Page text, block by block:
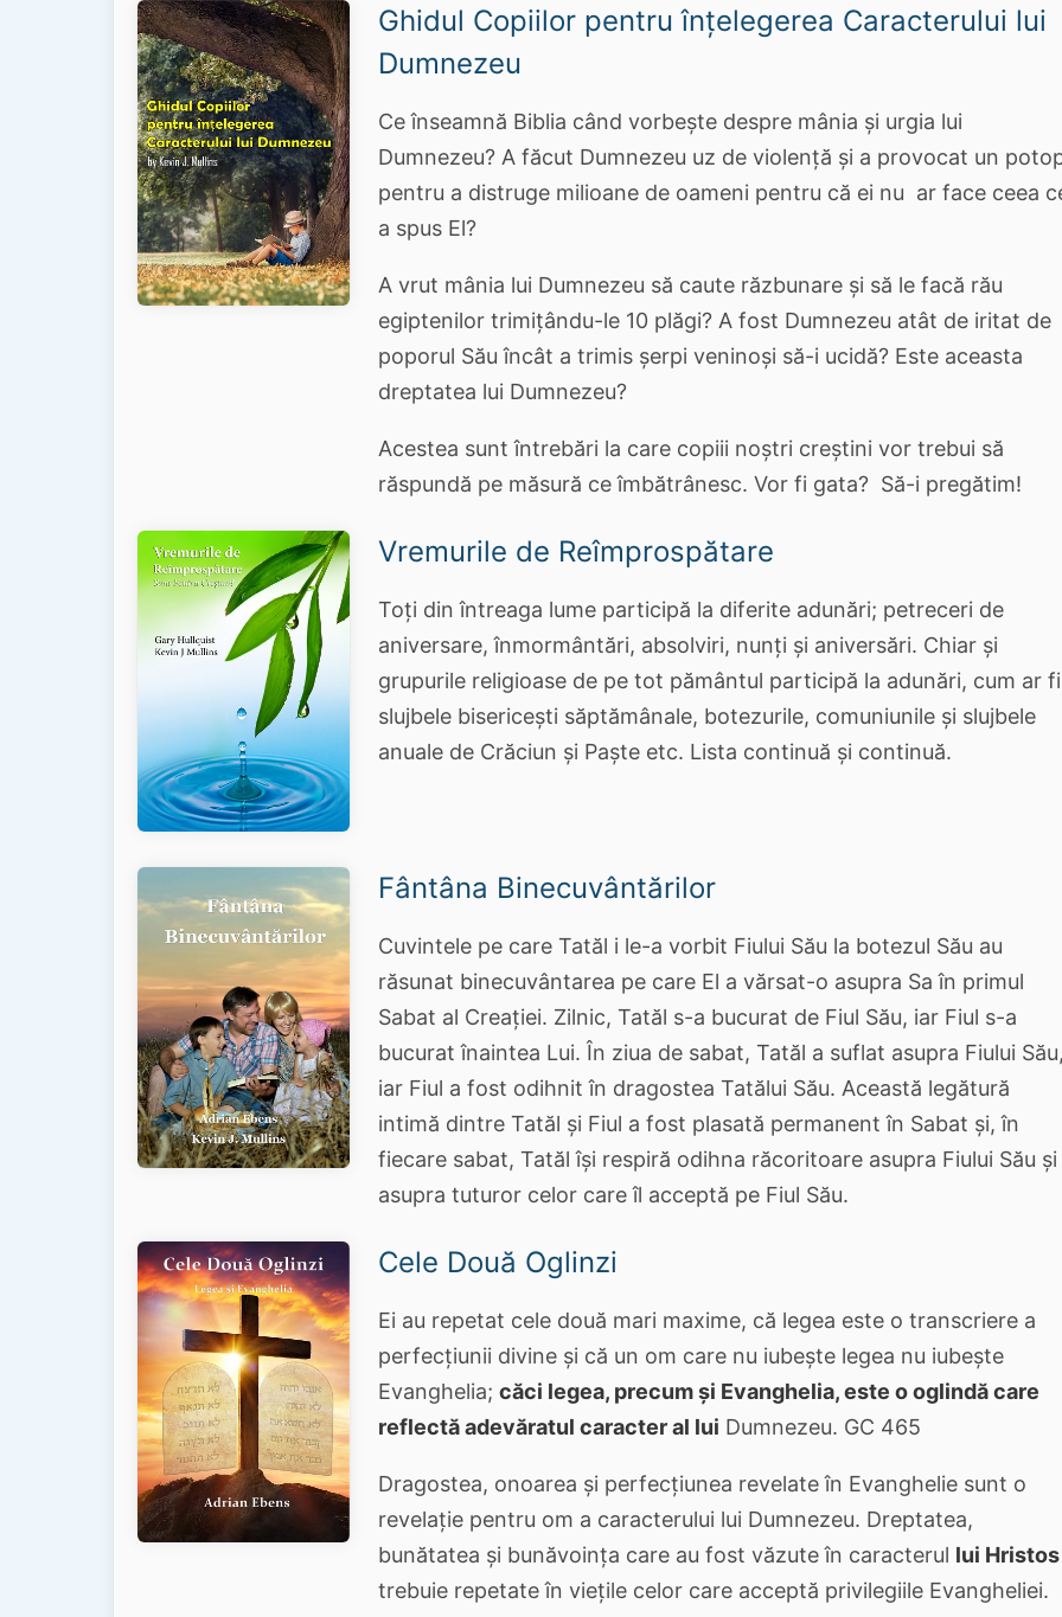
Ghidul Copiilor pentru înțelegerea Caracterului lui
Dumnezeu
Ce înseamnă Biblia când vorbește despre mânia și urgia lui
Dumnezeu? A făcut Dumnezeu uz de violență și a provocat un
pentru a distruge milioane de oameni pentru că ei nu ar face ceea
a spus El?
A vrut mânia lui Dumnezeu să caute răzbunare și să le facă rău
egiptenilor trimițându-le 10 plăgi? A fost Dumnezeu atât de iritat de
poporul Său încât a trimis șerpi veninoși să-i ucidă? Este aceasta
dreptatea lui Dumnezeu?
Acestea sunt întrebări la care copiii noștri creștini vor trebui să
răspundă pe măsură ce îmbătrânesc. Vor fi gata? Să-i pregătim!
Vremurile de Reîmprospătare
Toți din întreaga lume participă la diferite adunări; petreceri de
aniversare, înmormântări, absolviri, nunți și aniversări. Chiar și
grupurile religioase de pe tot pământul participă la adunări, cum ar fi
slujbele bisericești săptămânale, botezurile, comuniunile și slujbele
anuale de Crăciun și Paște etc. Lista continuă și continuă.
Fântâna Binecuvântărilor
Cuvintele pe care Tatăl i le-a vorbit Fiului Său la botezul Său au
răsunat binecuvântarea pe care El a vărsat-o asupra Sa în primul
Sabat al Creației. Zilnic, Tatăl s-a bucurat de Fiul Său, iar Fiul s-a
bucurat înaintea Lui. În ziua de sabat, Tatăl a suflat asupra Fiului
iar Fiul a fost odihnit în dragostea Tatălui Său. Această legătură
intimă dintre Tatăl și Fiul a fost plasată permanent în Sabat și, în
fiecare sabat, Tatăl își respiră odihna răcoritoare asupra Fiului Său și
asupra tuturor celor care îl acceptă pe Fiul Său.
Cele Două Oglinzi
Ei au repetat cele două mari maxime, că legea este o transcriere a
perfecțiunii divine și că un om care nu iubește legea nu iubește
Evanghelia;căci legea, precum și Evanghelia, este o oglindă care
reflectă adevăratul caracter al lui Dumnezeu. GC 465
Dragostea, onoarea și perfecțiunea revelate în Evanghelie sunt o
revelație pentru om a caracterului lui Dumnezeu. Dreptatea,
bunătatea și bunăvoința care au fost văzute în caracterul lui Hristos
trebuie repetate în viețile celor care acceptă privilegiile Evangheliei.